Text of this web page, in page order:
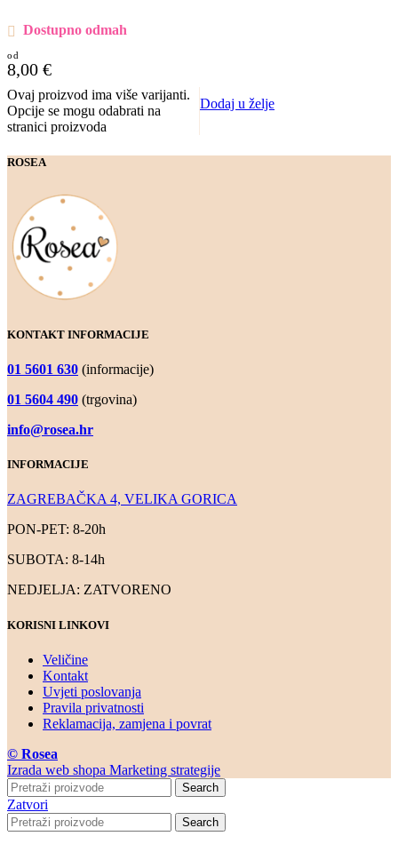
Dostupno odmah
8,00 €
Ovaj proizvod ima više varijanti.
Opcije se mogu odabrati na
stranici proizvoda
Dodaj u želje
ROSEA
KONTAKT INFORMACIJE
01 5601 630 (informacije)
01 5604 490 (trgovina)
info@rosea.hr
INFORMACIJE
ZAGREBAČKA 4, VELIKA GORICA
PON-PET: 8-20h
SUBOTA: 8-14h
NEDJELJA: ZATVORENO
KORISNI LINKOVI
Veličine
Kontakt
Uvjeti poslovanja
Pravila privatnosti
Reklamacija, zamjena i povrat
© Rosea
Izrada web shopa Marketing strategije
Search
Zatvori
Search